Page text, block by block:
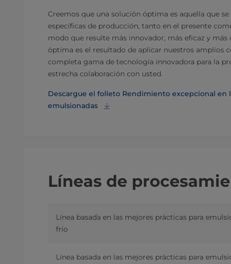
Creemos que una solución óptima es aquella que se
específicas de producción, tanto en el presente
modo que resulte más innovador, más eficaz y
óptima es el resultado de aplicar nuestros amplios
completa gama de tecnología innovadora para la
estrecha colaboración con usted.
Descargue el folleto Rendimiento excepcional en
emulsionadas
Líneas de
Línea basada en las mejores prácticas para
frío
Línea basada en las mejores prácticas para